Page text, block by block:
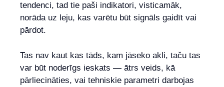
tendenci, tad tie paši indikatori, visticamāk,
norāda uz leju, kas varētu būt signāls gaidīt vai
pārdot.
Tas nav kaut kas tāds, kam jāseko akli, taču tas
var būt noderīgs ieskats — ātrs veids, kā
pārliecināties, vai tehniskie parametri darbojas